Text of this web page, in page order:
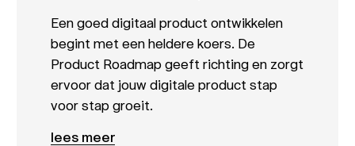
Een goed digitaal product ontwikkelen
begint met een heldere koers. De
Product Roadmap geeft richting en zorgt
ervoor dat jouw digitale product stap
voor stap groeit.
lees meer